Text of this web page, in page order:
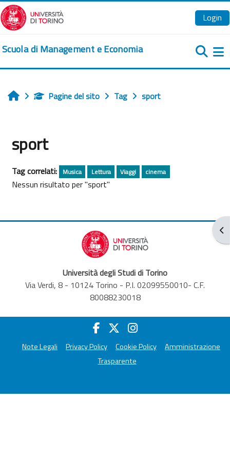
Vai al contenuto principale
Login
Scuola di Management e Economia
HomePagine del sito Tag sport
sport
Tag correlati: Musica Lettura Viaggi cinema
Nessun risultato per "sport"
Università degli Studi di Torino
Via Verdi, 8 - 10124 Torino - P.I. 02099550010- C.F.
80088230018
Note Legali Privacy Policy Cookie Policy
Amministrazione
Trasparente